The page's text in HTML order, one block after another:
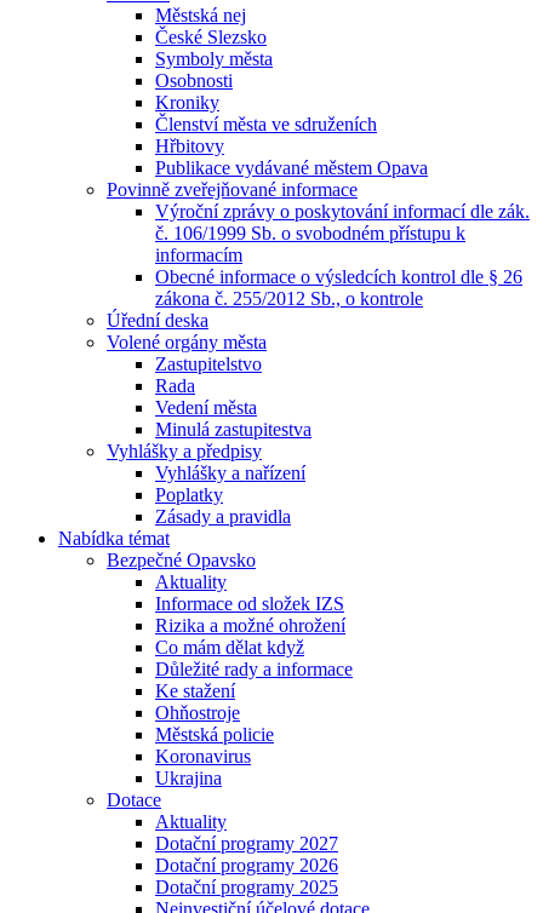
Městská nej
České Slezsko
Symboly města
Osobnosti
Kroniky
Členství města ve sdruženích
Hřbitovy
Publikace vydávané městem Opava
Povinně zveřejňované informace
Výroční zprávy o poskytování informací dle zák.
č. 106/1999 Sb. o svobodném přístupu k
informacím
Obecné informace o výsledcích kontrol dle § 26
zákona č. 255/2012 Sb., o kontrole
Úřední deska
Volené orgány města
Zastupitelstvo
Rada
Vedení města
Minulá zastupitestva
Vyhlášky a předpisy
Vyhlášky a nařízení
Poplatky
Zásady a pravidla
Nabídka témat
Bezpečné Opavsko
Aktuality
Informace od složek IZS
Rizika a možné ohrožení
Co mám dělat když
Důležité rady a informace
Ke stažení
Ohňostroje
Městská policie
Koronavirus
Ukrajina
Dotace
Aktuality
Dotační programy 2027
Dotační programy 2026
Dotační programy 2025